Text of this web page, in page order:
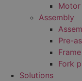
Assembly
Pre-
Fork
Solutions